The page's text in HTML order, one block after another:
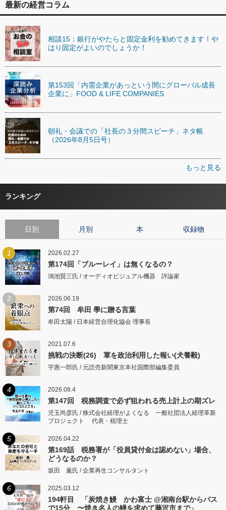
最新の経営コラム
相談15：銀行がやたらと固定金利を勧めてきます！や
はり固定がよいのでしょうか！
第153回「内需企業があっという間にグローバル成長
企業に」FOOD & LIFE COMPANIES
朝礼・会議での「社長の３分間スピーチ」ネタ帳
（2026年8月5日号）
もっと見る
ランキング
日別 月別 本 収録物
1 2026.02.27
第174回「ブルーレイ」は無くなるの？
鴻池賢三氏 / オーディオビジュアル機器 評論家
2 2026.06.19
第74回 牟田 學に贈る言葉
牟田太陽 / 日本経営合理化協会 理事長
3 2021.07.6
挑戦の決断(26) 軍を政治利用した報い(犬養毅)
宇惠一郎氏 / 元読売新聞東京本社国際部編集委員
4 2026.08.4
第147回 税務調査で必ず狙われる売上計上の期ズレ
児玉尚彦氏 / 株式会社経理がよくなる 一般社団法人経理革新
プロジェクト 代表・税理士
5 2026.04.22
第169話 税務署が「役員貸付金は認めない」場合、
どうなるのか？
坂田 薫氏 / 企業再生コンサルタント
6 2025.03.12
194軒目 「炭焼き鰻 かわ富士 @湘南台駅からバス
で15分 〜焼き名人の鰻を求めて藤沢市まで」